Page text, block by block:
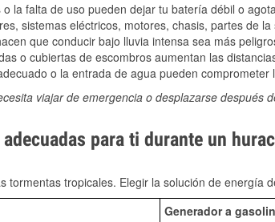
la falta de uso pueden dejar tu batería débil o
sistemas eléctricos, motores, chasis, partes de la
que conducir bajo lluvia intensa sea más
o cubiertas de escombros aumentan las
o la entrada de agua pueden comprometer
viajar de emergencia o desplazarse después
para ti durante un
tropicales. Elegir la solución de energía
Generador a